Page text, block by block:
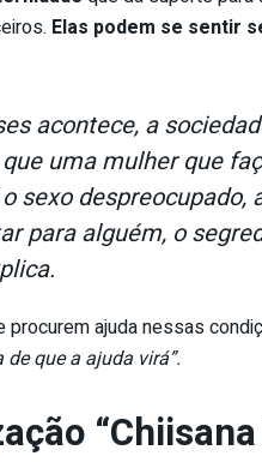
Elas podem se sentir
acontece, a
uma mulher que
sexo despreocupado,
para alguém, o
ajuda nessas
de que a ajuda virá”.